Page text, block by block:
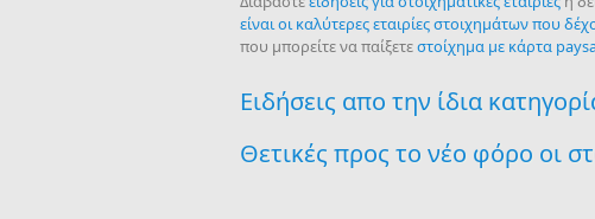
είναι οι καλύτερες εταιρίες στοιχημάτων που
που μπορείτε να παίξετεστοίχημα με κάρτα
Ειδήσεις απο την ίδια
Θετικές προς το νέο φόρο οι